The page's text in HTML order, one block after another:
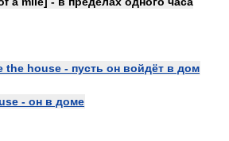
the house - пусть он войдёт в дом
- он в доме